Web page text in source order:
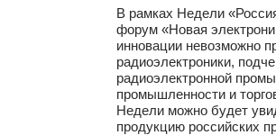
В рамках Недели
форум «Новая
инновации невозможно
радиоэлектроники,
радиоэлектронной
промышленности и
Недели можно будет
продукцию российских